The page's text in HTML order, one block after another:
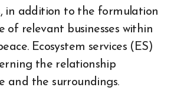
in addition to the formulation
of relevant businesses within
Ecosystem services (ES)
the relationship
and the surroundings.